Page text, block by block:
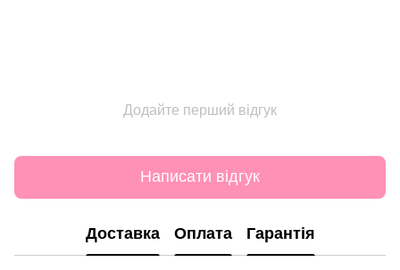
Додайте перший відгук
Написати відгук
Доставка Оплата Гарантія